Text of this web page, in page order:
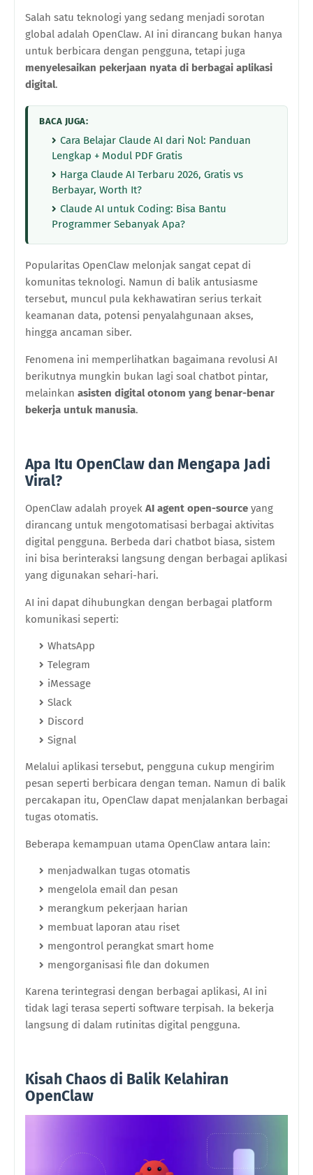
Salah satu teknologi yang sedang menjadi sorotan
global adalah OpenClaw. AI ini dirancang bukan hanya
untuk berbicara dengan pengguna, tetapi juga
menyelesaikan pekerjaan nyata di berbagai aplikasi
digital.
BACA JUGA:
Cara Belajar Claude AI dari Nol: Panduan
Lengkap + Modul PDF Gratis
Harga Claude AI Terbaru 2026, Gratis vs
Berbayar, Worth It?
Claude AI untuk Coding: Bisa Bantu
Programmer Sebanyak Apa?
Popularitas OpenClaw melonjak sangat cepat di
komunitas teknologi. Namun di balik antusiasme
tersebut, muncul pula kekhawatiran serius terkait
keamanan data, potensi penyalahgunaan akses,
hingga ancaman siber.
Fenomena ini memperlihatkan bagaimana revolusi AI
berikutnya mungkin bukan lagi soal chatbot pintar,
melainkan asisten digital otonom yang benar-benar
bekerja untuk manusia.
Apa Itu OpenClaw dan Mengapa Jadi
Viral?
OpenClaw adalah proyek AI agent open-source yang
dirancang untuk mengotomatisasi berbagai aktivitas
digital pengguna. Berbeda dari chatbot biasa, sistem
ini bisa berinteraksi langsung dengan berbagai aplikasi
yang digunakan sehari-hari.
AI ini dapat dihubungkan dengan berbagai platform
komunikasi seperti:
WhatsApp
Telegram
iMessage
Slack
Discord
Signal
Melalui aplikasi tersebut, pengguna cukup mengirim
pesan seperti berbicara dengan teman. Namun di balik
percakapan itu, OpenClaw dapat menjalankan berbagai
tugas otomatis.
Beberapa kemampuan utama OpenClaw antara lain:
menjadwalkan tugas otomatis
mengelola email dan pesan
merangkum pekerjaan harian
membuat laporan atau riset
mengontrol perangkat smart home
mengorganisasi file dan dokumen
Karena terintegrasi dengan berbagai aplikasi, AI ini
tidak lagi terasa seperti software terpisah. Ia bekerja
langsung di dalam rutinitas digital pengguna.
Kisah Chaos di Balik Kelahiran
OpenClaw